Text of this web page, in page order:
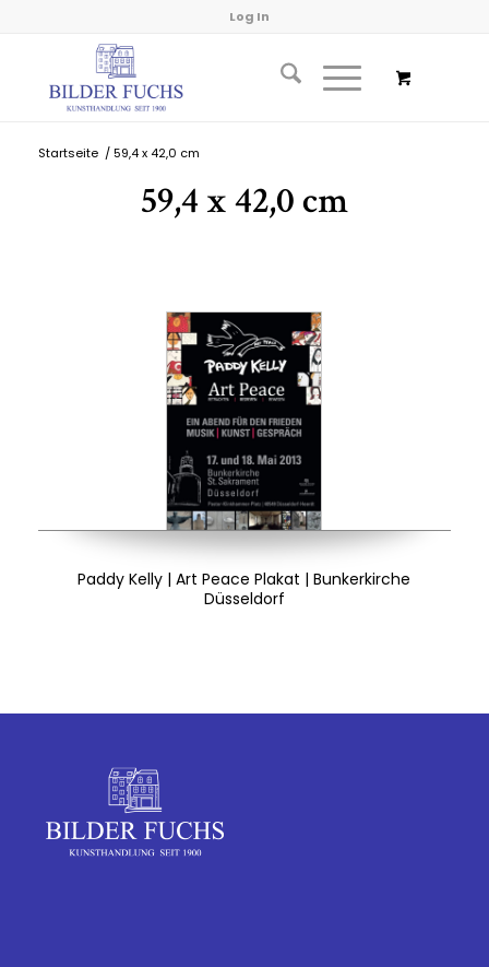
Log In
Startseite / 59,4 x 42,0 cm
59,4 x 42,0 cm
Paddy Kelly | Art Peace Plakat | Bunkerkirche
Düsseldorf